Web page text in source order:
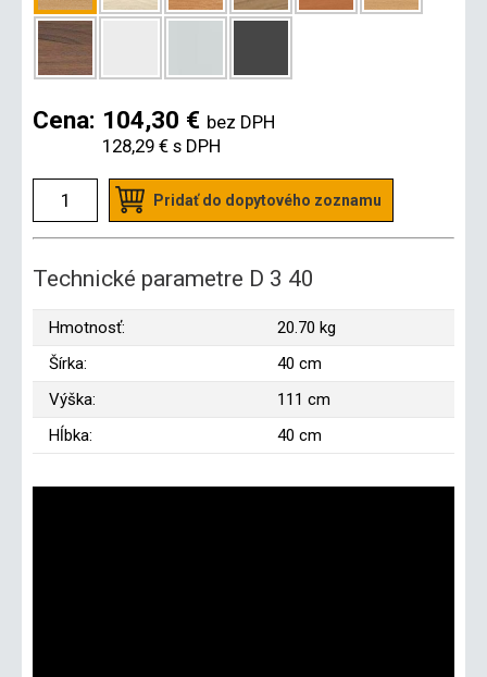
Cena: 104,30 € bez DPH
128,29 € s DPH
Pridať do dopytového zoznamu
Technické parametre D 3 40
Hmotnosť:
20.70 kg
Šírka:
40 cm
Výška:
111 cm
Hĺbka:
40 cm